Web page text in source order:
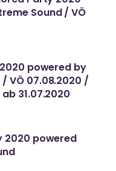
Sound / VÖ
powered by
VÖ 07.08.2020 /
31.07.2020
2020 powered